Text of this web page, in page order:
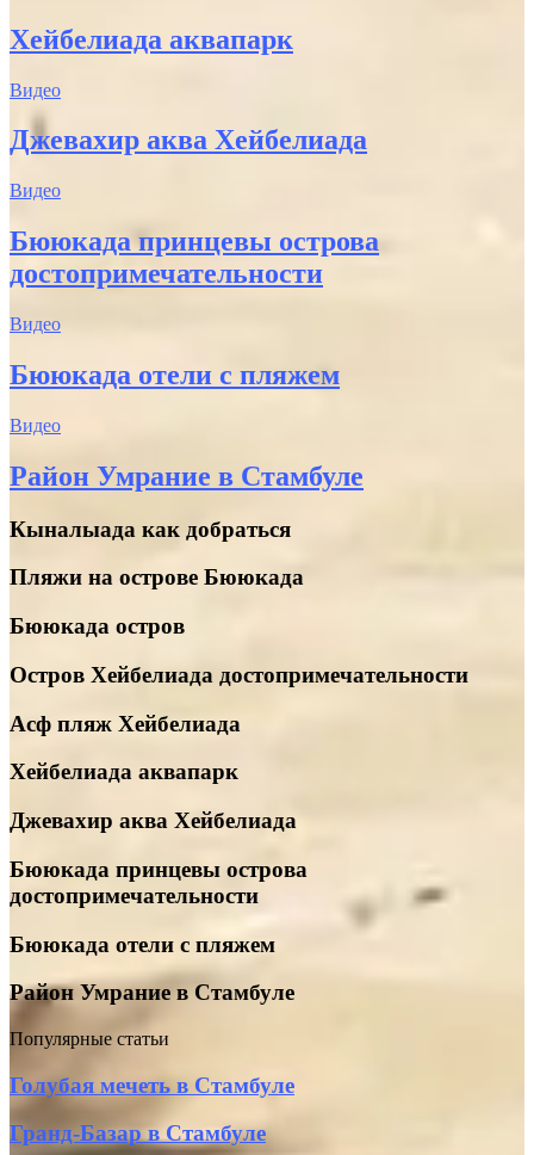
Хейбелиада аквапарк
Видео
Джевахир аква Хейбелиада
Видео
Бююкада принцевы острова
достопримечательности
Видео
Бююкада отели с пляжем
Видео
Район Умрание в Стамбуле
Кыналыада как добраться
Пляжи на острове Бююкада
Бююкада остров
Остров Хейбелиада достопримечательности
Асф пляж Хейбелиада
Хейбелиада аквапарк
Джевахир аква Хейбелиада
Бююкада принцевы острова
достопримечательности
Бююкада отели с пляжем
Район Умрание в Стамбуле
Популярные статьи
Голубая
мечеть
в
Стамбуле
Голубая мечеть в Стамбуле
Гранд-
Гранд-Базар в Стамбуле